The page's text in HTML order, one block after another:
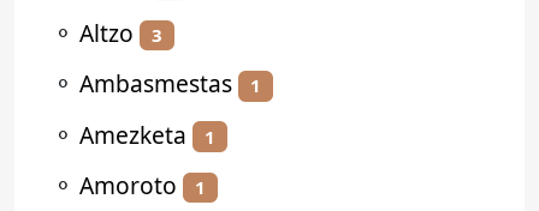
⚬ Altzo 3
⚬ Ambasmestas 1
⚬ Amezketa 1
⚬ Amoroto 1